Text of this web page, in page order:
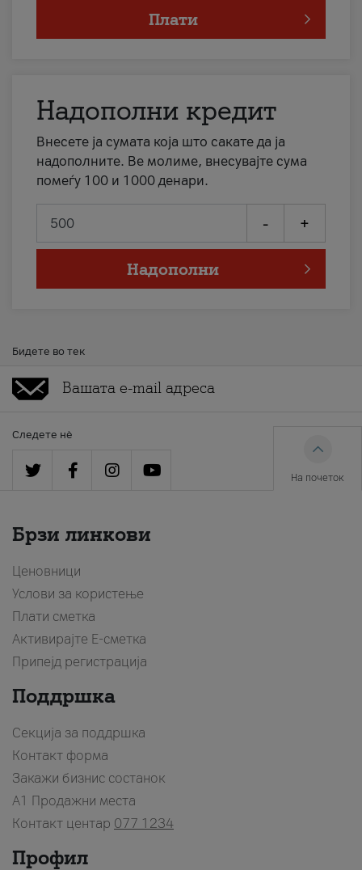
Плати
Надополни кредит
Внесете ја сумата која што сакате да ја
надополните. Ве молиме, внесувајте сума
помеѓу 100 и 1000 денари.
- +
Надополни
Бидете во тек
Следете нè
На почеток
Брзи линкови
Ценовници
Услови за користење
Плати сметка
Активирајте Е-сметка
Припејд регистрација
Поддршка
Секција за поддршка
Контакт форма
Закажи бизнис состанок
A1 Продажни места
Контакт центар 077 1234
Профил